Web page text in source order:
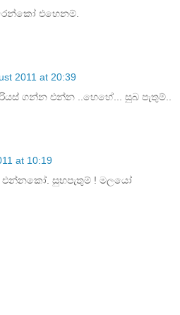
එහෙනම්.
2011 at 20:39
ගන්න එන්න ..හෙහේ... සුබ පැතුම්..
at 10:19
එන්නකෝ. සුභපැතුම් ! මලයෝ